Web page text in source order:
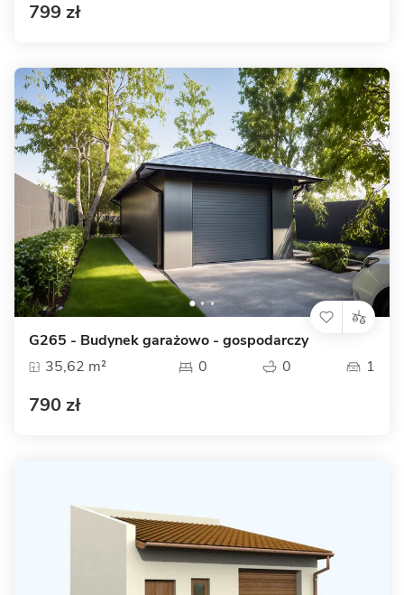
799 zł
G265 - Budynek garażowo - gospodarczy
35,62 m²
0 0 1
790 zł